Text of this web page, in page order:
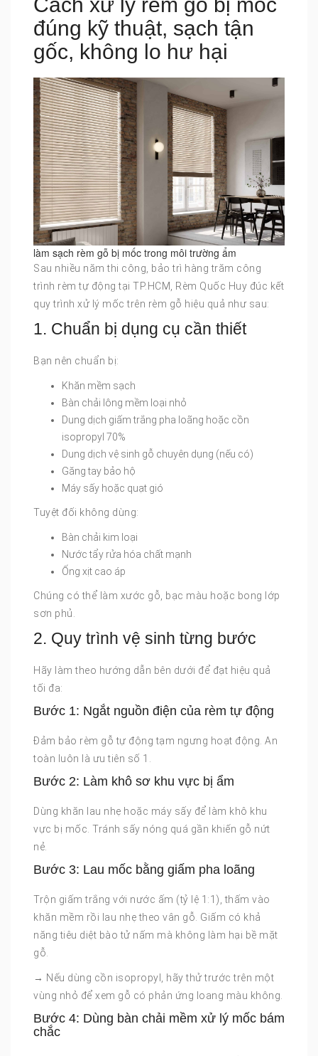
đúng kỹ thuật, sạch tận
gốc, không lo hư hại
làm sạch rèm gỗ bị mốc trong môi trường ẩm
Sau nhiều năm thi công, bảo trì hàng trăm công
trình rèm tự động tại TP.HCM, Rèm Quốc Huy đúc kết
quy trình xử lý mốc trên rèm gỗ hiệu quả như sau:
1. Chuẩn bị dụng cụ cần thiết
Bạn nên chuẩn bị:
Khăn mềm sạch
Bàn chải lông mềm loại nhỏ
Dung dịch giấm trắng pha loãng hoặc cồn
isopropyl 70%
Dung dịch vệ sinh gỗ chuyên dụng (nếu có)
Găng tay bảo hộ
Máy sấy hoặc quạt gió
Tuyệt đối không dùng:
Bàn chải kim loại
Nước tẩy rửa hóa chất mạnh
Ống xịt cao áp
Chúng có thể làm xước gỗ, bạc màu hoặc bong lớp
sơn phủ.
2. Quy trình vệ sinh từng bước
Hãy làm theo hướng dẫn bên dưới để đạt hiệu quả
tối đa:
Bước 1: Ngắt nguồn điện của rèm tự động
Đảm bảo rèm gỗ tự động tạm ngưng hoạt động. An
toàn luôn là ưu tiên số 1.
Bước 2: Làm khô sơ khu vực bị ẩm
Dùng khăn lau nhẹ hoặc máy sấy để làm khô khu
vực bị mốc. Tránh sấy nóng quá gần khiến gỗ nứt
nẻ.
Bước 3: Lau mốc bằng giấm pha loãng
Trộn giấm trắng với nước ấm (tỷ lệ 1:1), thấm vào
khăn mềm rồi lau nhẹ theo vân gỗ. Giấm có khả
năng tiêu diệt bào tử nấm mà không làm hại bề mặt
gỗ.
→ Nếu dùng cồn isopropyl, hãy thử trước trên một
vùng nhỏ để xem gỗ có phản ứng loang màu không.
Bước 4: Dùng bàn chải mềm xử lý mốc bám
chắc